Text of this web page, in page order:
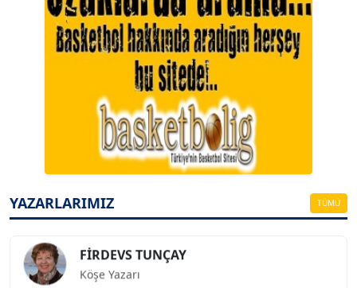
YAZARLARIMIZ TÜMÜ
A. BAHRİ VRESKALA
Köşe Yazarı
ESAT ERÇETİNGÖZ
Köşe Yazarı